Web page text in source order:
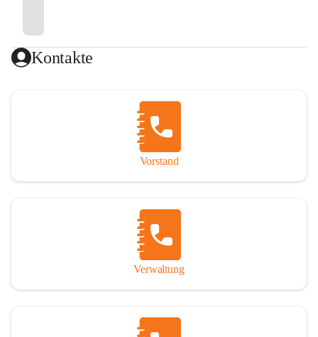
Kontakte
Vorstand
Verwaltung